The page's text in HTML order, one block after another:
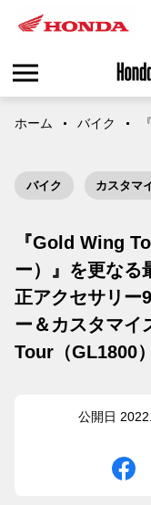
ホーム バイク
バイク カスタマ
『Gold Wing
ー）』を更なる
正アクセサリー
ー＆カスタマ
Tour（GL1800
公開日